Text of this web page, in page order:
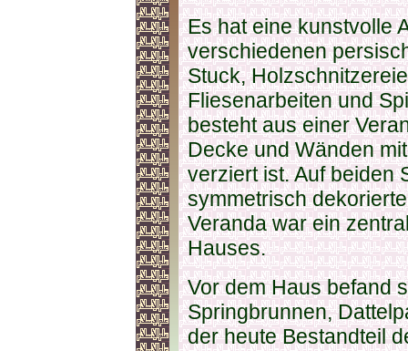
Es hat eine kunstvolle
verschiedenen
Stuck,
Fliesenarbeiten und
besteht aus einer
Decke und Wänden
verziert ist. Auf beiden
symmetrisch
Veranda war ein
Hauses.
Vor dem Haus befand
Springbrunnen,
der heute Bestandteil